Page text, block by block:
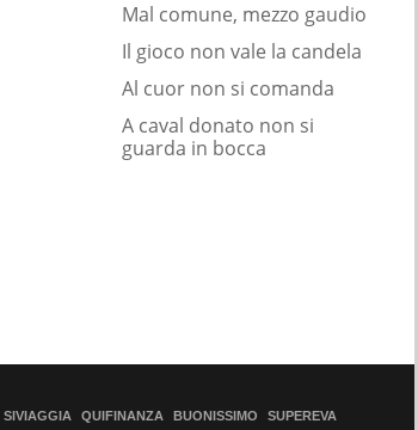
Mal comune, mezzo gaudio
Il gioco non vale la candela
Al cuor non si comanda
A caval donato non si
guarda in bocca
SIVIAGGIA QUIFINANZA BUONISSIMO SUPEREVA